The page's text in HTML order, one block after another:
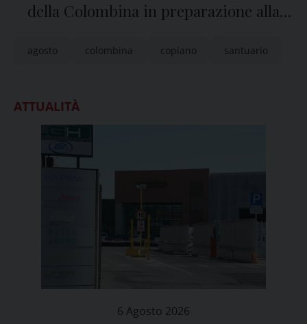
della Colombina in preparazione alla
agosto colombina copiano santuario
ATTUALITÀ
6 Agosto 2026